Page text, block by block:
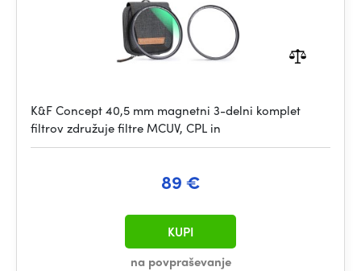
K&F Concept 40,5 mm magnetni 3-delni komplet
filtrov združuje filtre MCUV, CPL in
89 €
na povpraševanje
KUPI